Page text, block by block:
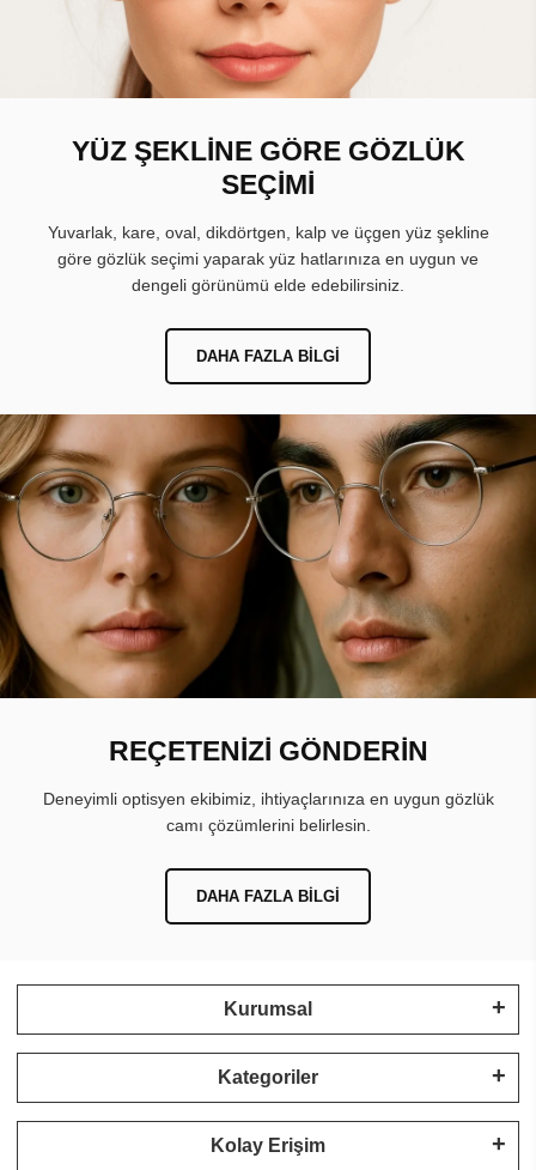
YÜZ ŞEKLİNE GÖRE GÖZLÜK
SEÇİMİ
Yuvarlak, kare, oval, dikdörtgen, kalp ve üçgen yüz şekline
göre gözlük seçimi yaparak yüz hatlarınıza en uygun ve
dengeli görünümü elde edebilirsiniz.
DAHA FAZLA BILGI
REÇETENİZİ GÖNDERİN
Deneyimli optisyen ekibimiz, ihtiyaçlarınıza en uygun gözlük
camı çözümlerini belirlesin.
DAHA FAZLA BILGI
Kurumsal
Kategoriler
Kolay Erişim